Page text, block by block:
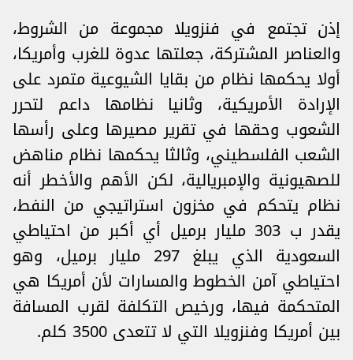
إذن تجتمع في فنزويلا مجموعة من الشروط،
والعناصر المشتركة، جعلتها عدوة للغرب وأمريكا،
أولا يحكمها نظام من بقايا الشيوعية متمرد على
الإرادة الأمريكية، وثانيا نظامها داعم لتحرر
الشعوب وحقها في تقرير مصيرها وعلى رأسها
الشعب الفلسطيني، وثالثا يحكمها نظام مناهض
للصهيونية والإمبريالية، لكن الأهم والأخطر أنه
نظام يتحكم في مخزون استراتيجي من النفط،
يقدر ب 303 مليار برميل أي أكبر من احتياطي
السعودية الذي يبلغ 297 مليار برميل، وهو
احتياطي آمن الخطوط والمسارات لأن أمريكا هي
المتحكمة فيها، ورخيص التكلفة لقرب المسافة
بين أمريكا وفنزويلا التي لا تتعدى 3500 كلم.